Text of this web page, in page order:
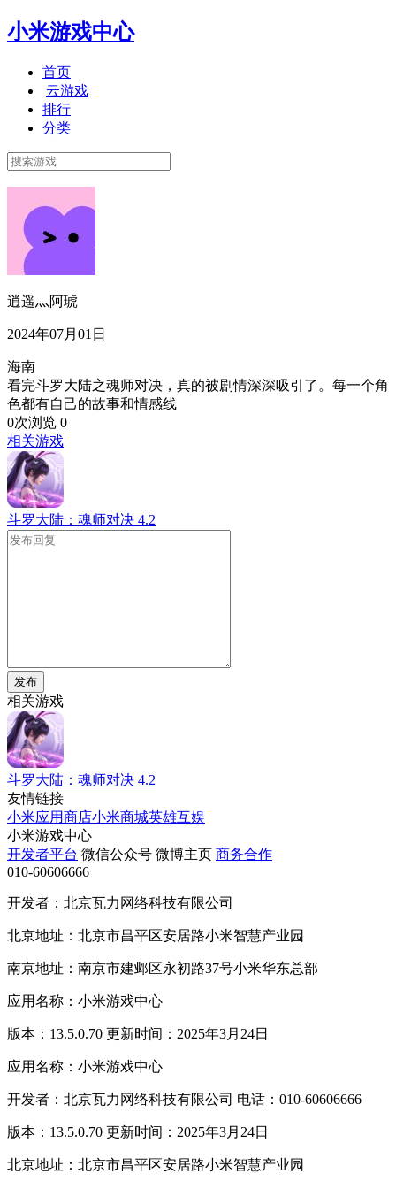
小米游戏中心
首页
云游戏
排行
分类
逍遥灬阿琥
2024年07月01日
海南
看完斗罗大陆之魂师对决，真的被剧情深深吸引了。每一个角
色都有自己的故事和情感线
0次浏览 0
相关游戏
斗罗大陆：魂师对决 4.2
发布
相关游戏
斗罗大陆：魂师对决 4.2
友情链接
小米应用商店小米商城英雄互娱
小米游戏中心
开发者平台 微信公众号 微博主页 商务合作
010-60606666
开发者：北京瓦力网络科技有限公司
北京地址：北京市昌平区安居路小米智慧产业园
南京地址：南京市建邺区永初路37号小米华东总部
应用名称：小米游戏中心
版本：13.5.0.70 更新时间：2025年3月24日
应用名称：小米游戏中心
开发者：北京瓦力网络科技有限公司 电话：010-60606666
版本：13.5.0.70 更新时间：2025年3月24日
北京地址：北京市昌平区安居路小米智慧产业园